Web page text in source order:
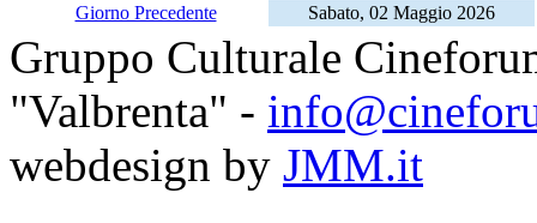
Giorno Precedente Sabato, 02 Maggio 2026
Gruppo Culturale
"Valbrenta" -
webdesign by JMM.it